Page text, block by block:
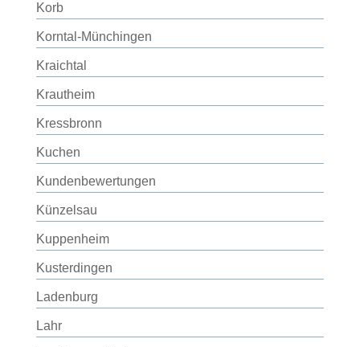
Korb
Korntal-Münchingen
Kraichtal
Krautheim
Kressbronn
Kuchen
Kundenbewertungen
Künzelsau
Kuppenheim
Kusterdingen
Ladenburg
Lahr